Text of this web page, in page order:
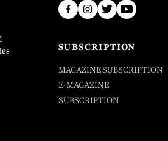
SUBSCRIPTION
MAGAZINE SUBSCRIPTION
E-MAGAZINE
SUBSCRIPTION